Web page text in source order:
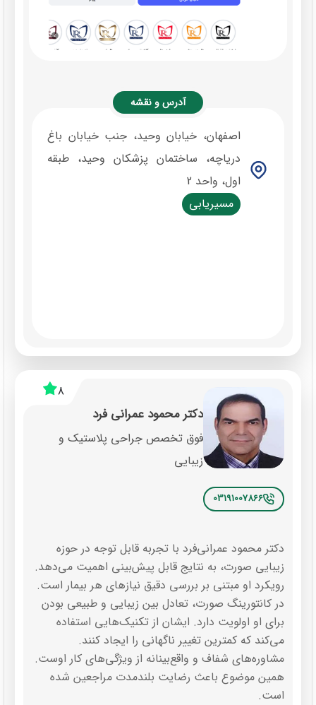
آدرس و نقشه
اصفهان، خیابان وحید، جنب خیابان باغ
دریاچه، ساختمان پزشکان وحید، طبقه
اول، واحد 2
مسیریابی
8
دکتر محمود عمرانی فرد
فوق تخصص جراحی پلاستیک و
زیبایی
03191007866
دکتر محمود عمرانی‌فرد با تجربه قابل توجه در حوزه
زیبایی صورت، به نتایج قابل پیش‌بینی اهمیت می‌دهد.
رویکرد او مبتنی بر بررسی دقیق نیازهای هر بیمار است.
در کانتورینگ صورت، تعادل بین زیبایی و طبیعی بودن
برای او اولویت دارد. ایشان از تکنیک‌هایی استفاده
می‌کند که کمترین تغییر ناگهانی را ایجاد کنند.
مشاوره‌های شفاف و واقع‌بینانه از ویژگی‌های کار اوست.
همین موضوع باعث رضایت بلندمدت مراجعین شده
است.